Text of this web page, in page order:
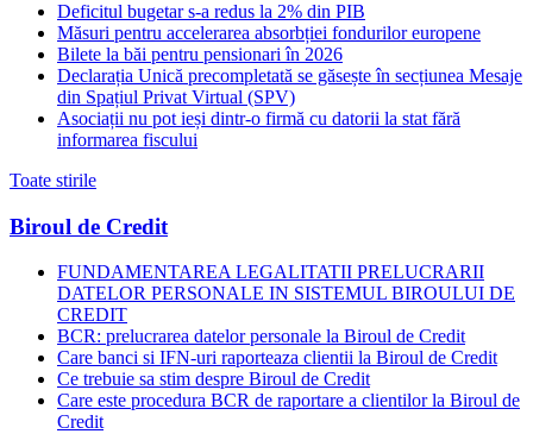
Deficitul bugetar s-a redus la 2% din PIB
Măsuri pentru accelerarea absorbției fondurilor europene
Bilete la băi pentru pensionari în 2026
Declarația Unică precompletată se găsește în secțiunea Mesaje
din Spațiul Privat Virtual (SPV)
Asociații nu pot ieși dintr-o firmă cu datorii la stat fără
informarea fiscului
Toate stirile
Biroul de Credit
FUNDAMENTAREA LEGALITATII PRELUCRARII
DATELOR PERSONALE IN SISTEMUL BIROULUI DE
CREDIT
BCR: prelucrarea datelor personale la Biroul de Credit
Care banci si IFN-uri raporteaza clientii la Biroul de Credit
Ce trebuie sa stim despre Biroul de Credit
Care este procedura BCR de raportare a clientilor la Biroul de
Credit